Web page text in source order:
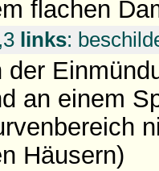
flachen
links:
der
an einem
Häusern)